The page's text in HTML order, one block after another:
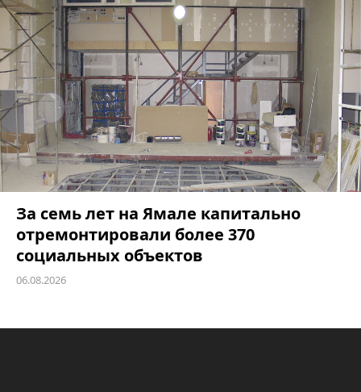
За семь лет на Ямале капитально
отремонтировали более 370
социальных объектов
06.08.2026